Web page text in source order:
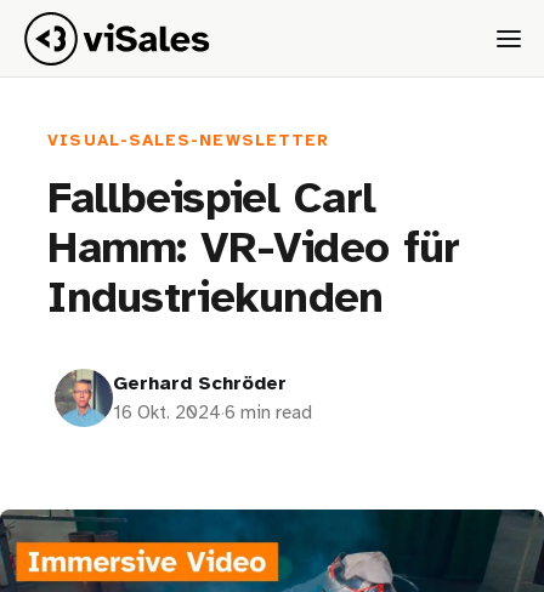
VISUAL-SALES-NEWSLETTER
Fallbeispiel Carl
Hamm: VR-Video für
Industriekunden
Gerhard Schröder
16 Okt. 2024·6 min read